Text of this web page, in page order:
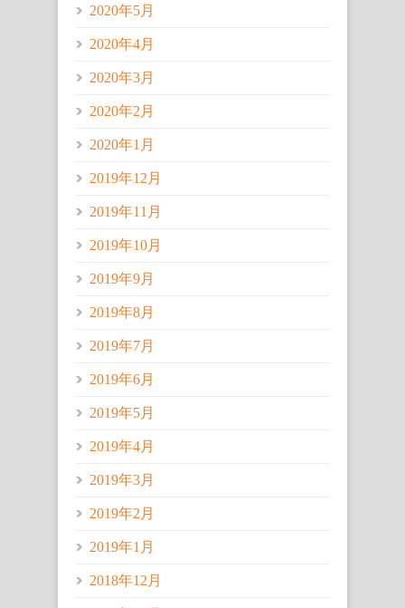
2020年5月
2020年4月
2020年3月
2020年2月
2020年1月
2019年12月
2019年11月
2019年10月
2019年9月
2019年8月
2019年7月
2019年6月
2019年5月
2019年4月
2019年3月
2019年2月
2019年1月
2018年12月